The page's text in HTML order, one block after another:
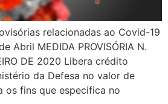
relacionadas ao Covid-19
Abril MEDIDA PROVISÓRIA N.
DE 2020 Libera crédito
da Defesa no valor de
os fins que especifica no